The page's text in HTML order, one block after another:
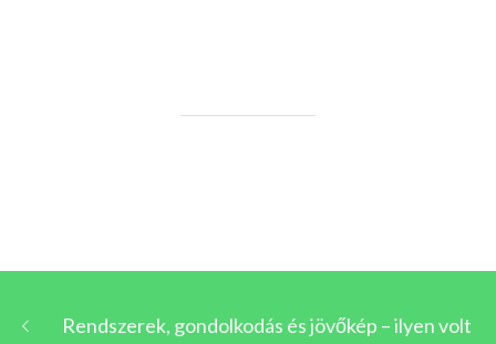
Rendszerek, gondolkodás és jövőkép – ilyen volt